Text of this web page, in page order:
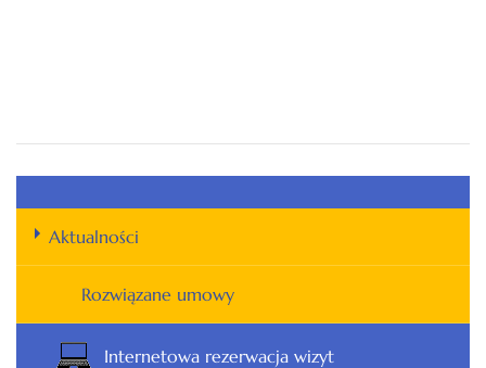
Aktualności
Rozwiązane umowy
Internetowa rezerwacja wizyt